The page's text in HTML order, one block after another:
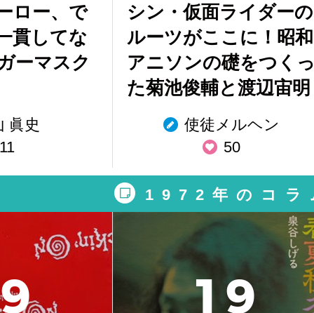
ロー、で
貫してな
ーマスク
眞史
11
シン・仮面ライダーの
ルーツがここに！昭和
アニソンの礎をつく
た菊池俊輔と渡辺宙明
使徒メルヘン
50
1972年のコラ
9 1 9